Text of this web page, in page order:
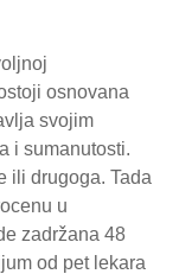
osnovana
svojim
i sumanutosti.
ili drugoga. Tada
u
zadržana 48
od pet lekara